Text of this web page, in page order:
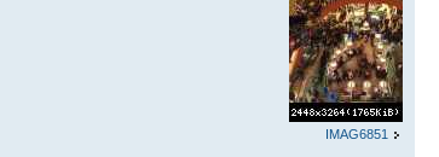
IMAG6851